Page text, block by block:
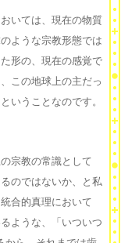
いては、現在の物質
ような宗教形態では
形の、現在の感覚で
この地球上の主だっ
いうことなのです。
宗教の常識として
のではないか、と私
合的真理において
ような、「いついつ